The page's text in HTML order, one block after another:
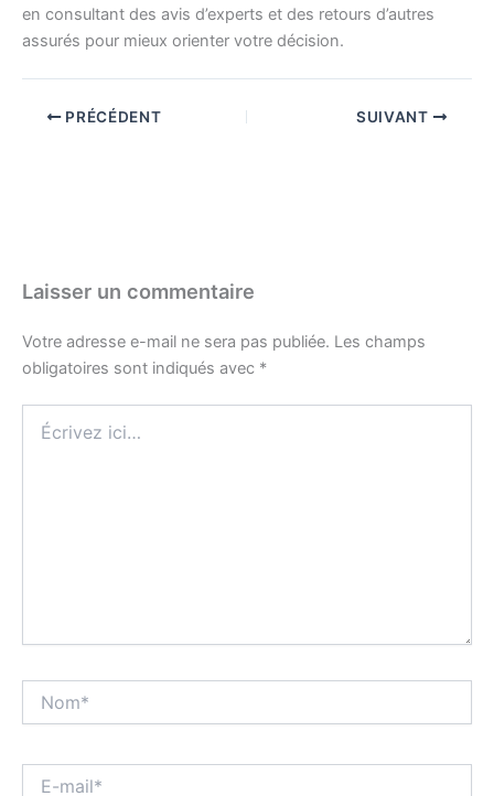
en consultant des avis d’experts et des retours d’autres
assurés pour mieux orienter votre décision.
PRÉCÉDENT SUIVANT
Laisser un commentaire
Votre adresse e-mail ne sera pas publiée. Les champs
obligatoires sont indiqués avec *
ici…